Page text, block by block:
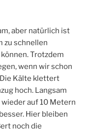
aber natürlich ist
zu schnellen
Trotzdem
wenn wir schon
Kälte klettert
hoch. Langsam
auf 10 Metern
Hier bleiben
noch die